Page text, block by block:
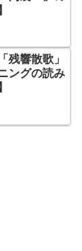
残響散歌」
ングの読み